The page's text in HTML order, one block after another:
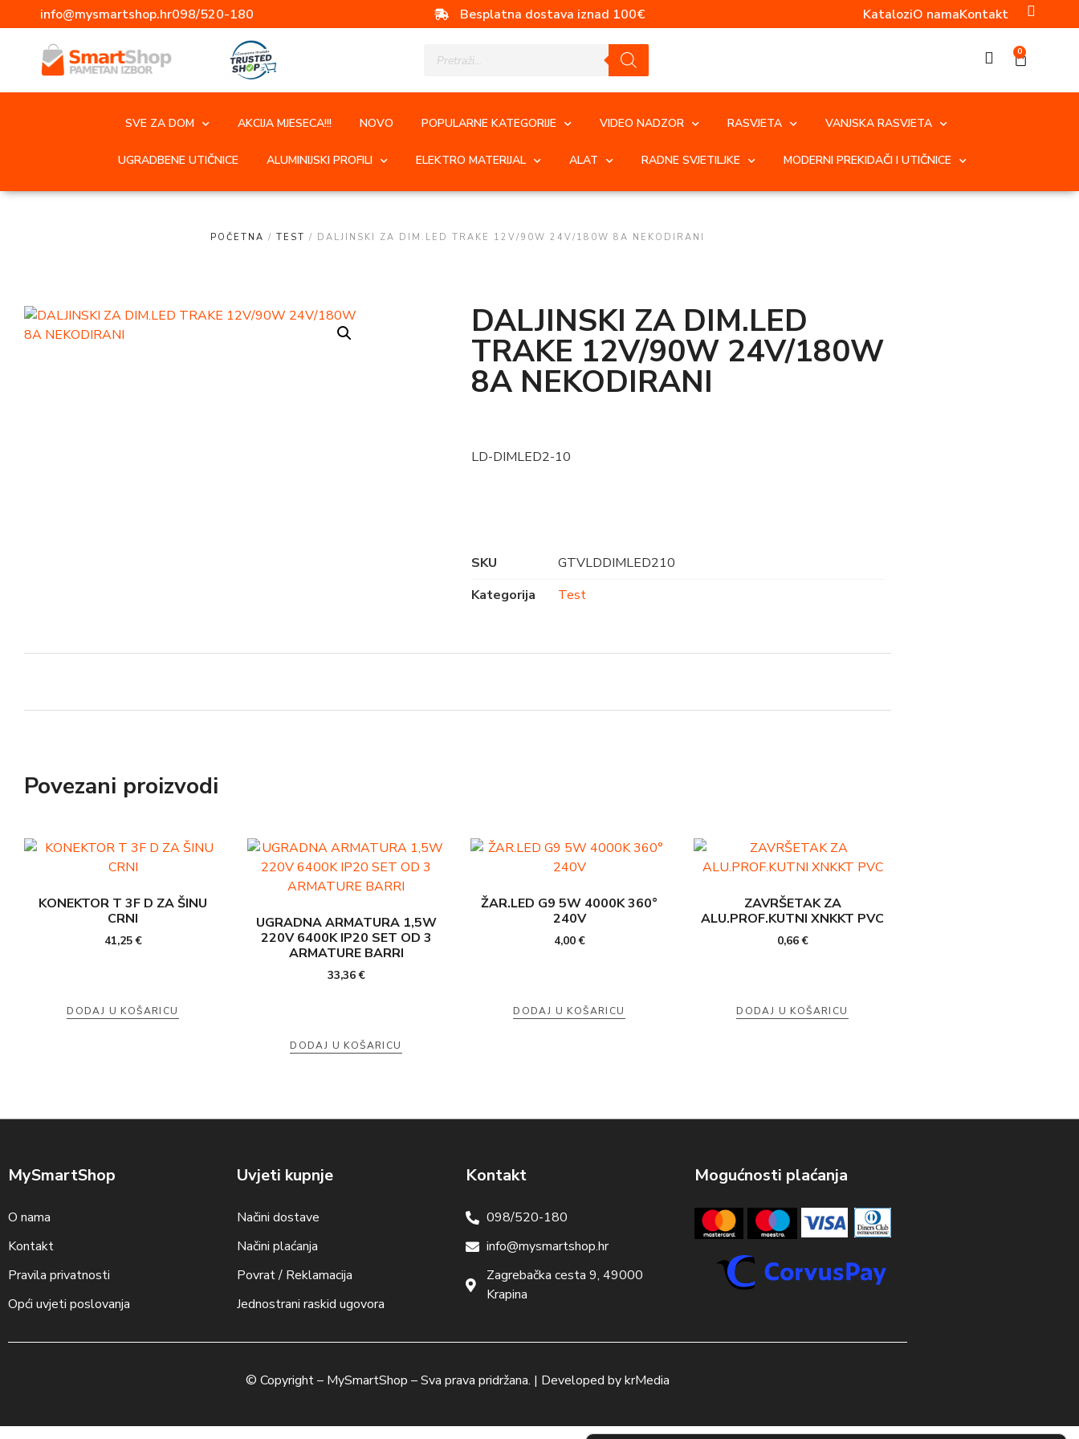
info@mysmartshop.hr098/520-180 Besplatna dostava iznad 100€ KataloziO namaKontakt
0
SVE ZA DOM AKCIJA MJESECA!!! NOVO POPULARNE KATEGORIJE VIDEO NADZOR RASVJETA VANJSKA RASVJETA
UGRADBENE UTIČNICE ALUMINIJSKI PROFILI ELEKTRO MATERIJAL ALAT RADNE SVJETILJKE MODERNI PREKIDAČI I UTIČNICE
POČETNA / TEST / DALJINSKI ZA DIM.LED TRAKE 12V/90W 24V/180W 8A NEKODIRANI
DALJINSKI ZA DIM.LED
TRAKE 12V/90W 24V/180W
8A NEKODIRANI
LD-DIMLED2-10
SKU
GTVLDDIMLED210
Kategorija
Test
Povezani proizvodi
KONEKTOR T 3F D ZA ŠINU
CRNI
41,25€
DODAJ U KOŠARICU
UGRADNA ARMATURA 1,5W
220V 6400K IP20 SET OD 3
ARMATURE BARRI
33,36€
DODAJ U KOŠARICU
ŽAR.LED G9 5W 4000K 360°
240V
4,00€
DODAJ U KOŠARICU
ZAVRŠETAK ZA
ALU.PROF.KUTNI XNKKT PVC
0,66€
DODAJ U KOŠARICU
MySmartShop
O nama
Kontakt
Pravila privatnosti
Opći uvjeti poslovanja
Uvjeti kupnje
Načini dostave
Načini plaćanja
Povrat / Reklamacija
Jednostrani raskid ugovora
Kontakt
098/520-180
info@mysmartshop.hr
Zagrebačka cesta 9, 49000
Krapina
Mogućnosti plaćanja
© Copyright – MySmartShop – Sva prava pridržana. | Developed bykrMedia